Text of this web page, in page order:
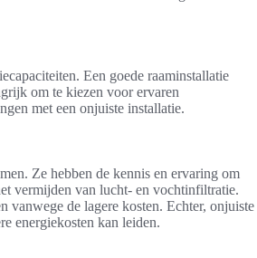
Een goede raaminstallatie
om te kiezen voor ervaren
met een onjuiste installatie.
Ze hebben de kennis en ervaring om
vermijden van lucht- en vochtinfiltratie.
vanwege de lagere kosten. Echter, onjuiste
energiekosten kan leiden.